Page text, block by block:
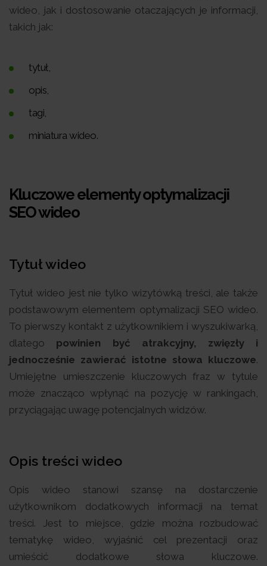
wideo, jak i dostosowanie otaczających je informacji,
takich jak:
tytuł,
opis,
tagi,
miniatura wideo.
Kluczowe elementy optymalizacji
SEO wideo
Tytuł wideo
Tytuł wideo jest nie tylko wizytówką treści, ale także
podstawowym elementem optymalizacji SEO wideo.
To pierwszy kontakt z użytkownikiem i wyszukiwarką,
dlatego powinien być atrakcyjny, zwięzły i
jednocześnie zawierać istotne słowa kluczowe.
Umiejętne umieszczenie kluczowych fraz w tytule
może znacząco wpłynąć na pozycję w rankingach,
przyciągając uwagę potencjalnych widzów.
Opis treści wideo
Opis wideo stanowi szansę na dostarczenie
użytkownikom dodatkowych informacji na temat
treści. Jest to miejsce, gdzie można rozbudować
tematykę wideo, wyjaśnić cel prezentacji oraz
umieścić dodatkowe słowa kluczowe.